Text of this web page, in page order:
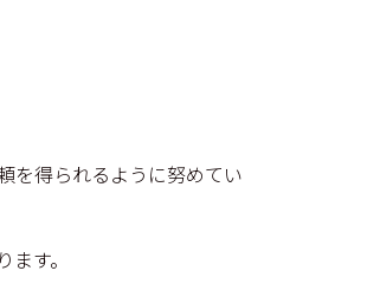
を得られるように努めてい
す。